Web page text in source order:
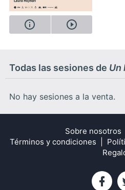
Todas las sesiones de Un
No hay sesiones a la venta.
Sobre nosotros
Términos y condiciones